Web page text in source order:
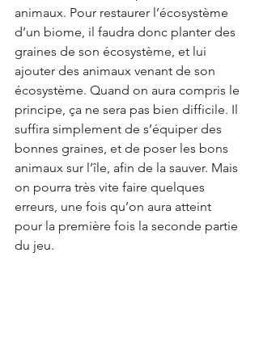
animaux. Pour restaurer l’écosystème
d’un biome, il faudra donc planter des
graines de son écosystème, et lui
ajouter des animaux venant de son
écosystème. Quand on aura compris le
principe, ça ne sera pas bien difficile. Il
suffira simplement de s’équiper des
bonnes graines, et de poser les bons
animaux sur l’île, afin de la sauver. Mais
on pourra très vite faire quelques
erreurs, une fois qu’on aura atteint
pour la première fois la seconde partie
du jeu.